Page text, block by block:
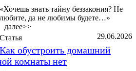
«Хочешь знать тайну беззакония? Не
любите, да не любимы будете…»
далее>>
29.06.2026
Статья
Как обустроить домашний
комнаты нет